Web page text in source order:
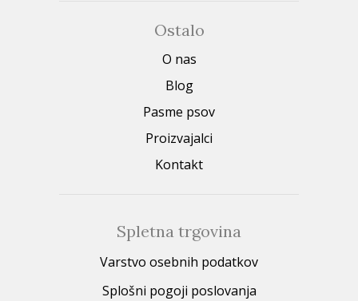
Ostalo
O nas
Blog
Pasme psov
Proizvajalci
Kontakt
Spletna trgovina
Varstvo osebnih podatkov
Splošni pogoji poslovanja